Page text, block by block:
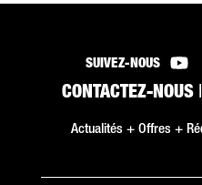
SUIVEZ-NOUS
CONTACTEZ-NOUS |
Actualités + Offres +